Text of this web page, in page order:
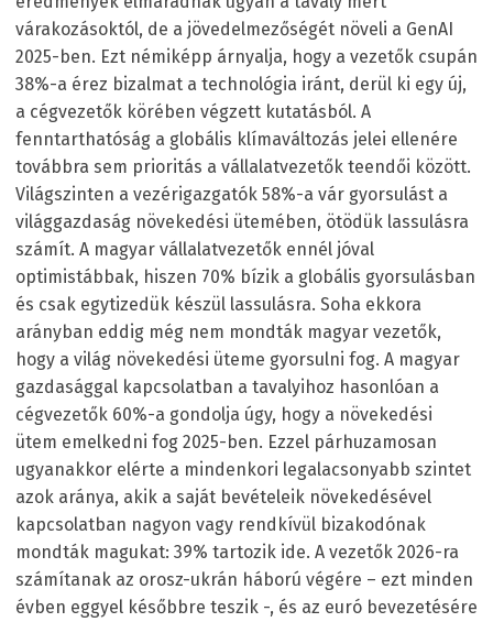
várakozásoktól, de a jövedelmezőségét növeli a GenAI
2025-ben. Ezt némiképp árnyalja, hogy a vezetők csupán
38%-a érez bizalmat a technológia iránt, derül ki egy új,
a cégvezetők körében végzett kutatásból. A
fenntarthatóság a globális klímaváltozás jelei ellenére
továbbra sem prioritás a vállalatvezetők teendői között.
Világszinten a vezérigazgatók 58%-a vár gyorsulást a
világgazdaság növekedési ütemében, ötödük lassulásra
számít. A magyar vállalatvezetők ennél jóval
optimistábbak, hiszen 70% bízik a globális gyorsulásban
és csak egytizedük készül lassulásra. Soha ekkora
arányban eddig még nem mondták magyar vezetők,
hogy a világ növekedési üteme gyorsulni fog. A magyar
gazdasággal kapcsolatban a tavalyihoz hasonlóan a
cégvezetők 60%-a gondolja úgy, hogy a növekedési
ütem emelkedni fog 2025-ben. Ezzel párhuzamosan
ugyanakkor elérte a mindenkori legalacsonyabb szintet
azok aránya, akik a saját bevételeik növekedésével
kapcsolatban nagyon vagy rendkívül bizakodónak
mondták magukat: 39% tartozik ide. A vezetők 2026-ra
számítanak az orosz-ukrán háború végére – ezt minden
évben eggyel későbbre teszik -, és az euró bevezetésére